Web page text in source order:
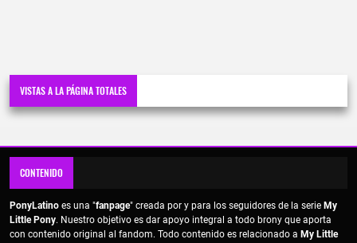
VISTAS A LA PÁGINA TOTALES
CONTENIDO
PonyLatino es una "fanpage" creada por y para los seguidores de la serie My
Little Pony. Nuestro objetivo es dar apoyo integral a todo brony que aporta
con contenido original al fandom. Todo contenido es relacionado a My Little